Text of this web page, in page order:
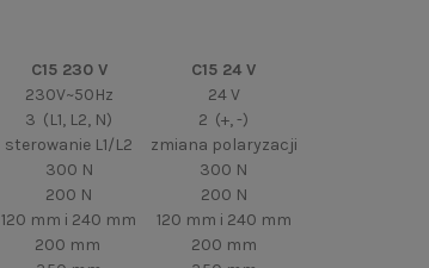
C15 230 V
C15 24 V
230V~50Hz
24 V
3 (L1, L2, N)
2 (+, -)
sterowanie L1/L2
zmiana polaryzacji
300 N
300 N
200 N
200 N
120 mm i 240 mm
120 mm i 240 mm
200 mm
200 mm